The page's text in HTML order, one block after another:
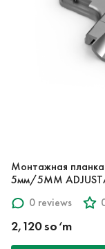
Монтажная
5мм/5MM
0 reviews
2,120 so‘m